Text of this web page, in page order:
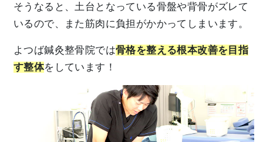
そうなると、土台となっている骨盤や背骨がズレて
いるので、また筋肉に負担がかかってしまいます。
よつば鍼灸整骨院では骨格を整える根本改善を目指
す整体をしています！